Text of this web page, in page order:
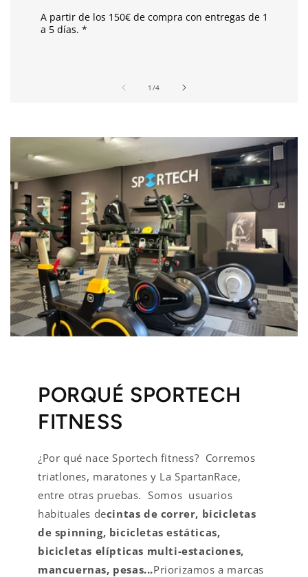
A partir de los 150€ de compra con entregas de 1
a 5 días. *
1 /de
4
PORQUÉ SPORTECH
FITNESS
¿Por qué nace Sportech fitness? Corremos
triatlones, maratones y La SpartanRace,
entre otras pruebas. Somos usuarios
habituales decintas de correr, bicicletas
de spinning, bicicletas estáticas,
bicicletas elípticas multi-estaciones,
mancuernas, pesas...Priorizamos a marcas